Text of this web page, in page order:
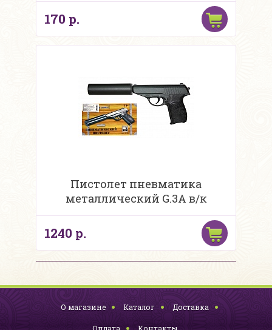
170 р.
Пистолет пневматика
металлический G.3A в/к
1240 р.
О магазине Каталог Доставка